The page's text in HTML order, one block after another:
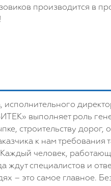
производится в
выполняет роль
строительству дорог,
к нам требования
человек,
специалистов и
– это самое главное.